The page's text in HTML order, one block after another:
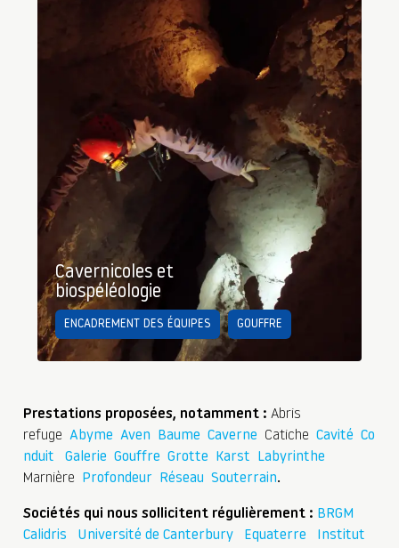
Cavernicoles et
biospéléologie
ENCADREMENT DES ÉQUIPES GOUFFRE
Prestations proposées, notamment : Abris
refuge Abyme Aven Baume Caverne Catiche Cavité Co
nduit
Galerie Gouffre Grotte Karst
Labyrinthe
Marnière
Profondeur Réseau Souterrain.
Sociétés qui nous sollicitent régulièrement : BRGM
Calidris
Université de Canterbury Equaterre
Institut